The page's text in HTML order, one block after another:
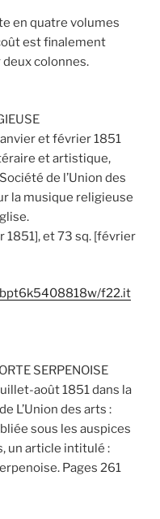
en quatre volumes
est finalement
colonnes.
et février 1851
et artistique,
de l’Union des
la musique religieuse
1851], et 73 sq. [février
f22.it
SERPENOISE
août 1851 dans la
L’Union des arts :
sous les auspices
un article intitulé :
Pages 261